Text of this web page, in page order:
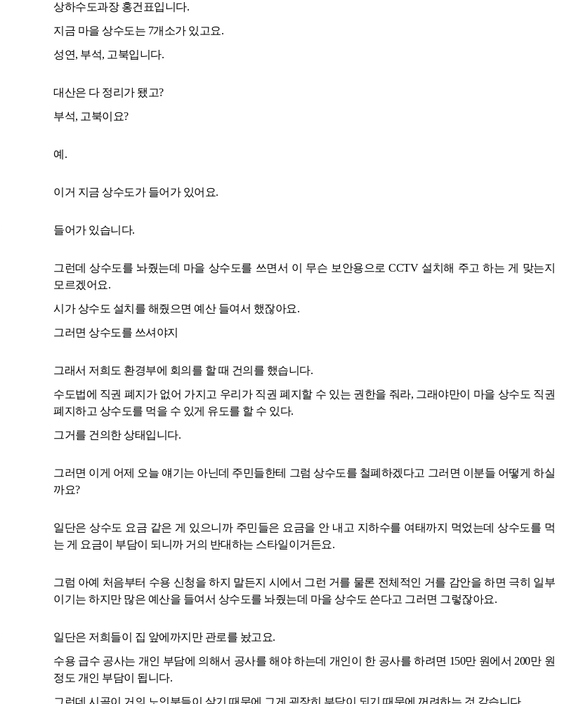
상하수도과장 홍건표입니다.
지금 마을 상수도는 7개소가 있고요.
성연, 부석, 고북입니다.
대산은 다 정리가 됐고?
부석, 고북이요?
예.
이거 지금 상수도가 들어가 있어요.
들어가 있습니다.
그런데 상수도를 놔줬는데 마을 상수도를 쓰면서 이 무슨 보안용으로 CCTV 설치해 주고 하는 게 맞는지
모르겠어요.
시가 상수도 설치를 해줬으면 예산 들여서 했잖아요.
그러면 상수도를 쓰셔야지
그래서 저희도 환경부에 회의를 할 때 건의를 했습니다.
수도법에 직권 폐지가 없어 가지고 우리가 직권 폐지할 수 있는 권한을 줘라, 그래야만이 마을 상수도 직권
폐지하고 상수도를 먹을 수 있게 유도를 할 수 있다.
그거를 건의한 상태입니다.
그러면 이게 어제 오늘 얘기는 아닌데 주민들한테 그럼 상수도를 철폐하겠다고 그러면 이분들 어떻게 하실
까요?
일단은 상수도 요금 같은 게 있으니까 주민들은 요금을 안 내고 지하수를 여태까지 먹었는데 상수도를 먹
는 게 요금이 부담이 되니까 거의 반대하는 스타일이거든요.
그럼 아예 처음부터 수용 신청을 하지 말든지 시에서 그런 거를 물론 전체적인 거를 감안을 하면 극히 일부
이기는 하지만 많은 예산을 들여서 상수도를 놔줬는데 마을 상수도 쓴다고 그러면 그렇잖아요.
일단은 저희들이 집 앞에까지만 관로를 놨고요.
수용 급수 공사는 개인 부담에 의해서 공사를 해야 하는데 개인이 한 공사를 하려면 150만 원에서 200만 원
정도 개인 부담이 됩니다.
그런데 시골이 거의 노인분들이 살기 때문에 그게 굉장히 부담이 되기 때문에 꺼려하는 것 같습니다.